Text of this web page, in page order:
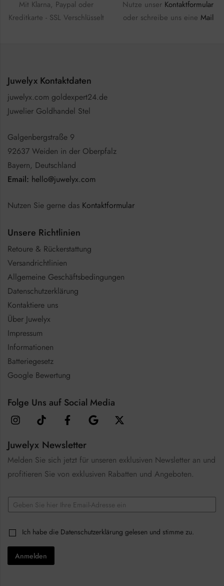
Mit Klarna, Paypal oder
Kreditkarte - SSL Verschlüsselt
Nutze unser Kontaktformular
oder schreibe uns eine Mail
Juwelyx Kontaktdaten
juwelyx.com goldexpert24.de
Juwelier Goldhandel Stel
Galgenbergstraße 9
92637 Weiden in der Oberpfalz
Bayern, Deutschland
Email: hello@juwelyx.com
Nutzen Sie gerne das Kontaktformular
Unsere Richtlinien
Retoure & Rückerstattung
Versandrichtlinien
Allgemeine Geschäftsbedingungen
Datenschutzerklärung
Kontaktiere uns
Über Juwelyx
Impressum
Informationen
Batteriegesetz
Google Bewertung
Folge Uns auf Social Media
Juwelyx Newsletter
Melden Sie sich jetzt für unseren exklusiven Newsletter an und
profitieren Sie von exklusiven Rabatten und Angeboten.
E
m
lm
i
C
C
h
e
k
Ich habe die Datenschutzerklärung gelesen und stimme zu.
Anmelden